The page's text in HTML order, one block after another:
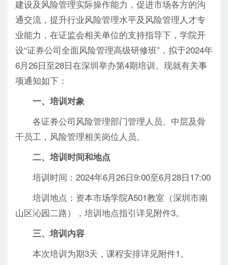
建设及风险管理实际操作能力，促进市场各方的沟
通交流，提升行业风险管理水平及风险管理人才专
业能力，在证监会相关单位的支持指导下，学院开
设“证券公司全面风险管理高级研修班”，拟于2024年
6月26日至28日在深圳举办第4期培训。现就有关事
项通知如下：
一、培训对象
各证券公司风险管理部门管理人员、中层及骨
干员工，风险管理相关岗位人员。
二、培训时间和地点
培训时间：2024年6月26日9:00至6月28日17:00
培训地点：资本市场学院A501教室（深圳市南
山区沁园二路），培训地点指引详见附件3。
三、培训内容
本次培训为期3天，课程安排详见附件1。